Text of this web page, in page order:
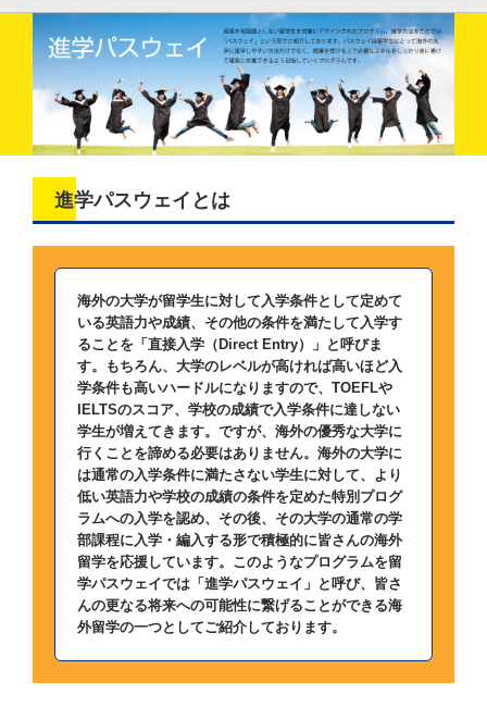
進学パスウェイとは
海外の大学が留学生に対して入学条件として定めて
いる英語力や成績、その他の条件を満たして入学す
ることを「直接入学（Direct Entry）」と呼びま
す。もちろん、大学のレベルが高ければ高いほど入
学条件も高いハードルになりますので、TOEFLや
IELTSのスコア、学校の成績で入学条件に達しない
学生が増えてきます。ですが、海外の優秀な大学に
行くことを諦める必要はありません。海外の大学に
は通常の入学条件に満たさない学生に対して、より
低い英語力や学校の成績の条件を定めた特別プログ
ラムへの入学を認め、その後、その大学の通常の学
部課程に入学・編入する形で積極的に皆さんの海外
留学を応援しています。このようなプログラムを留
学パスウェイでは「進学パスウェイ」と呼び、皆さ
んの更なる将来への可能性に繋げることができる海
外留学の一つとしてご紹介しております。